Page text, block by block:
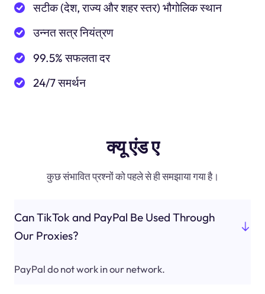
सटीक (देश, राज्य और शहर स्तर) भौगोलिक स्थान
उन्नत सत्र नियंत्रण
99.5% सफलता दर
24/7 समर्थन
क्यू एंड ए
कुछ संभावित प्रश्नों को पहले से ही समझाया गया है।
Can TikTok and PayPal Be Used Through
Our Proxies?
PayPal do not work in our network.